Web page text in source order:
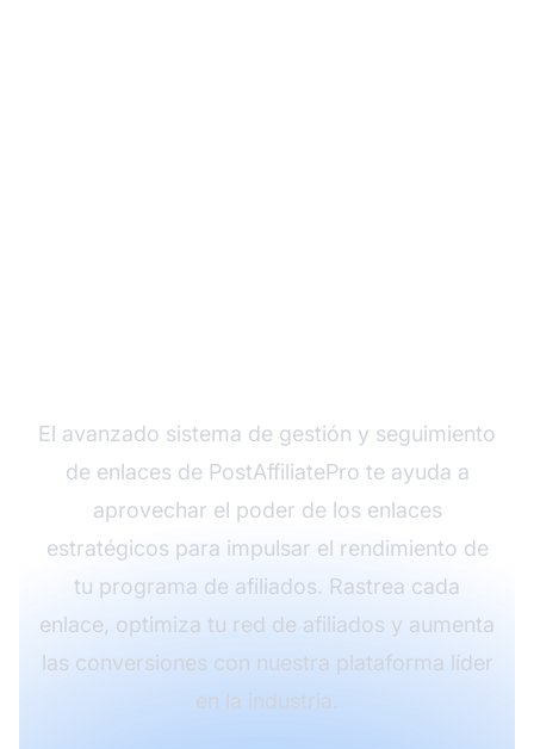
El avanzado sistema de gestión y seguimiento
de enlaces de PostAffiliatePro te ayuda a
aprovechar el poder de los enlaces
estratégicos para impulsar el rendimiento de
tu programa de afiliados. Rastrea cada
enlace, optimiza tu red de afiliados y aumenta
las conversiones con nuestra plataforma líder
en la industria.